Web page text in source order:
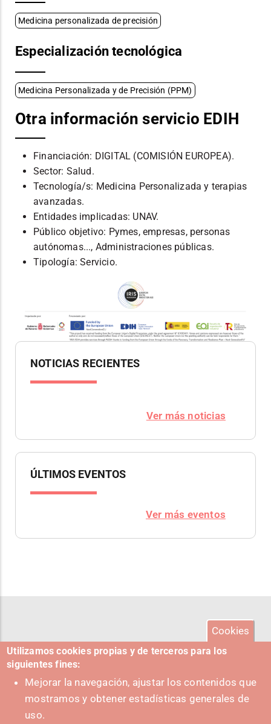
Medicina personalizada de precisión
Especialización tecnológica
Medicina Personalizada y de Precisión (PPM)
Otra información servicio EDIH
Financiación: DIGITAL (COMISIÓN EUROPEA).
Sector: Salud.
Tecnología/s: Medicina Personalizada y terapias
avanzadas.
Entidades implicadas: UNAV.
Público objetivo: Pymes, empresas, personas
autónomas..., Administraciones públicas.
Tipología: Servicio.
NOTICIAS RECIENTES
Ver más noticias
ÚLTIMOS EVENTOS
Ver más eventos
Cookies
Utilizamos cookies propias y de terceros para los
siguientes fines:
Mejorar la navegación, ajustar los contenidos que
mostramos y obtener estadísticas generales de
uso.